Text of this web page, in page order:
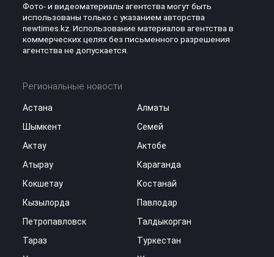
Фото- и видеоматериалы агентства могут быть
использованы только с указанием авторства
newtimes.kz. Использование материалов агентства в
коммерческих целях без письменного разрешения
агентства не допускается.
Региональные новости
Астана
Алматы
Шымкент
Семей
Актау
Актобе
Атырау
Караганда
Кокшетау
Костанай
Кызылорда
Павлодар
Петропавловск
Талдыкорган
Тараз
Туркестан